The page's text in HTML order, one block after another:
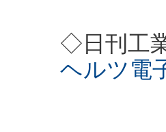
◇日刊工
ヘルツ電